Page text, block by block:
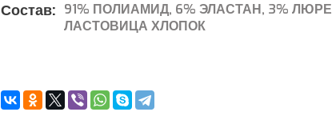
Состав: 91% ПОЛИАМИД, 6% ЭЛАСТАН, 3%
ЛАСТОВИЦА ХЛОПОК